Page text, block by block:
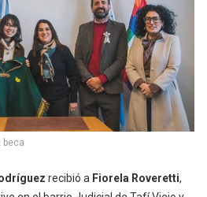
beca
recibió a Fiorela Roveretti,